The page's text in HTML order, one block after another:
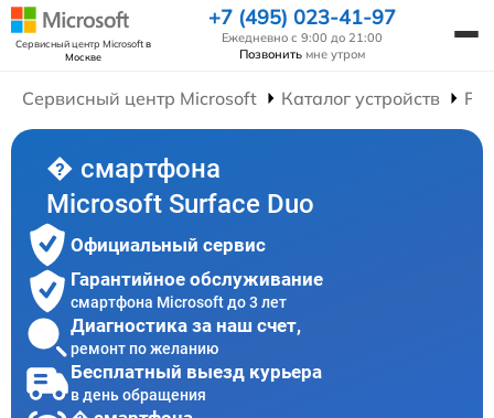
Сервисный центр Microsoftв
Москве
+7 (495) 023-41-97
Ежедневно с 9:00 до 21:00
Позвонить мне утром
Сервисный центр Microsoft Каталог устройств
� смартфона
Microsoft Surface Duo
Официальный сервис
Гарантийное обслуживание
смартфона Microsoft до 3 лет
Диагностика за наш счет,
ремонт по желанию
Бесплатный выезд курьера
в день обращения